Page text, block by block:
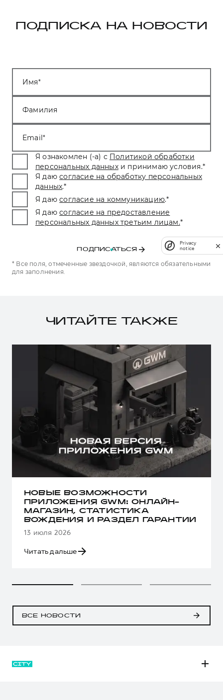
ПОДПИСКА НА НОВОСТИ
Имя
Фамилия
Email
Я ознакомлен (-а) с Политикой обработки
персональных данных и принимаю условия.*
Я даю согласие на обработку персональных
данных.*
Я даю согласие на коммуникацию.*
Я даю согласие на предоставление
персональных данных третьим лицам.*
ПОДПИСАТЬСЯ
* Все поля, отмеченные звездочкой, являются обязательными
для заполнения.
ЧИТАЙТЕ ТАКЖЕ
НОВЫЕ ВОЗМОЖНОСТИ
ПРИЛОЖЕНИЯ GWM: ОНЛАЙН-
МАГАЗИН, СТАТИСТИКА
ВОЖДЕНИЯ И РАЗДЕЛ ГАРАНТИИ
13 июля 2026
Читать дальше
ВСЕ НОВОСТИ
Privacy
notice